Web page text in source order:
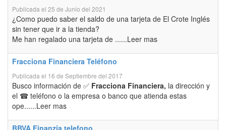
Publicada el 25 de Junio del 2021
¿Como puedo saber el saldo de una tarjeta de El Crote Inglés
sin tener que ir a la tienda?
Me han regalado una tarjeta de ......Leer mas
Fracciona Financiera Teléfono
Publicada el 16 de Septiembre del 2017
Busco información de ✅ Fracciona Financiera, la dirección y
el ☎ teléfono o la empresa o banco que atienda estas
ope......Leer mas
BBVA Finanzia telefono